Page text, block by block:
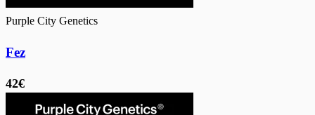
Purple City Genetics
Fez
42€